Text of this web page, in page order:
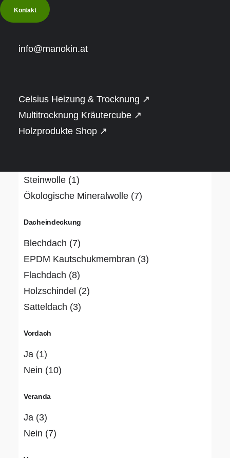
Kontakt
info@manokin.at
Celsius Heizung & Trocknung ↗
Multitrocknung Kräutercube ↗
Holzprodukte Shop ↗
€ 20.001
Over
Bauweise
Dämmung
Hanf(1)
Steinwolle (1)
Ökologische Mineralwolle (7)
Dacheindeckung
Blechdach (7)
EPDM Kautschukmembran (3)
Flachdach (8)
Holzschindel (2)
Satteldach (3)
Vordach
Ja (1)
Nein (10)
Veranda
Ja (3)
Nein (7)